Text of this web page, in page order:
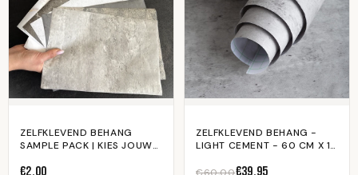
ZELFKLEVEND BEHANG
SAMPLE PACK | KIES JOUW
€2,00
ZELFKLEVEND BEHANG -
LIGHT CEMENT - 60 CM X 10
€60,00€39,95